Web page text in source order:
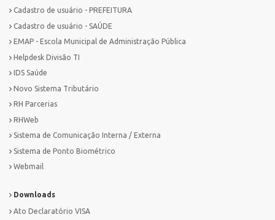
Cadastro de usuário - PREFEITURA
Cadastro de usuário - SAÚDE
EMAP - Escola Municipal de Administração Pública
Helpdesk Divisão TI
IDS Saúde
Novo Sistema Tributário
RH Parcerias
RHWeb
Sistema de Comunicação Interna / Externa
Sistema de Ponto Biométrico
Webmail
Downloads
Ato Declaratório VISA